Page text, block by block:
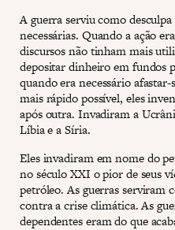
A guerra serviu como
necessárias. Quando a ação
discursos não tinham mais
depositar dinheiro em fundos
quando era necessário
mais rápido possível, eles
após outra. Invadiram a
Líbia e a Síria.
Eles invadiram em nome do
no século XXI o pior de seus
petróleo. As guerras serviram
contra a crise climática. As
dependentes eram do que